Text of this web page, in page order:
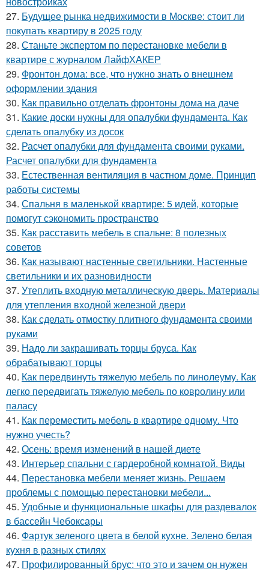
27. Будущее рынка недвижимости в Москве: стоит ли
покупать квартиру в 2025 году
28. Станьте экспертом по перестановке мебели в
квартире с журналом ЛайфХАКЕР
29. Фронтон дома: все, что нужно знать о внешнем
оформлении здания
30. Как правильно отделать фронтоны дома на даче
31. Какие доски нужны для опалубки фундамента. Как
сделать опалубку из досок
32. Расчет опалубки для фундамента своими руками.
Расчет опалубки для фундамента
33. Естественная вентиляция в частном доме. Принцип
работы системы
34. Спальня в маленькой квартире: 5 идей, которые
помогут сэкономить пространство
35. Как расставить мебель в спальне: 8 полезных
советов
36. Как называют настенные светильники. Настенные
светильники и их разновидности
37. Утеплить входную металлическую дверь. Материалы
для утепления входной железной двери
38. Как сделать отмостку плитного фундамента своими
руками
39. Надо ли закрашивать торцы бруса. Как
обрабатывают торцы
40. Как передвинуть тяжелую мебель по линолеуму. Как
легко передвигать тяжелую мебель по ковролину или
паласу
41. Как переместить мебель в квартире одному. Что
нужно учесть?
42. Осень: время изменений в нашей диете
43. Интерьер спальни с гардеробной комнатой. Виды
44. Перестановка мебели меняет жизнь. Решаем
проблемы с помощью перестановки мебели...
45. Удобные и функциональные шкафы для раздевалок
в бассейн Чебоксары
46. Фартук зеленого цвета в белой кухне. Зелено белая
кухня в разных стилях
47. Профилированный брус: что это и зачем он нужен